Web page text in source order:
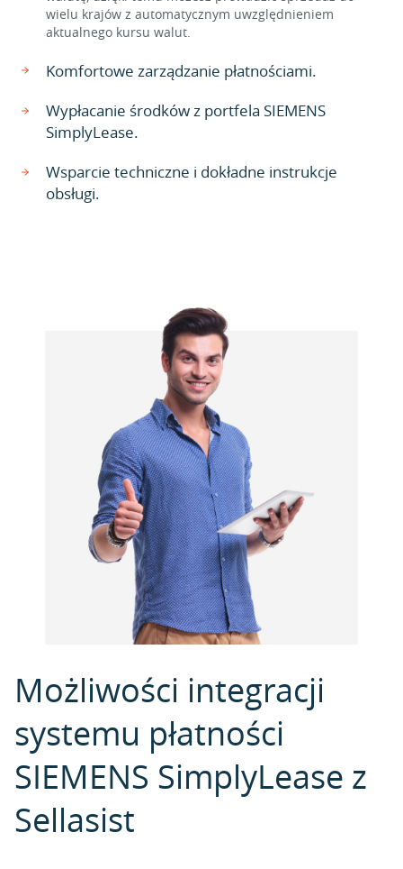
wielu krajów z automatycznym uwzględnieniem
aktualnego kursu walut.
Komfortowe zarządzanie płatnościami.
Wypłacanie środków z portfela SIEMENS
SimplyLease.
Wsparcie techniczne i dokładne instrukcje
obsługi.
Możliwości integracji
systemu płatności
SIEMENS SimplyLease z
Sellasist